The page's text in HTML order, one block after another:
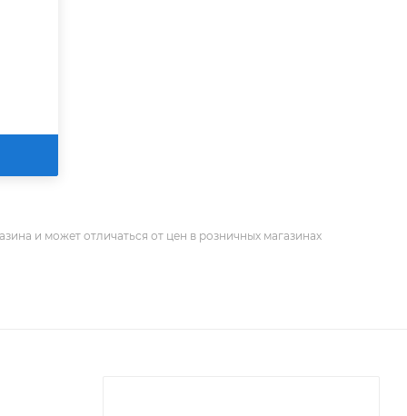
и может отличаться от цен в розничных магазинах